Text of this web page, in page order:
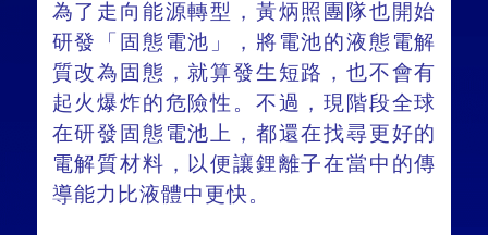
為了走向能源轉型，黃炳照團隊也開始
研發「固態電池」，將電池的液態電解
質改為固態，就算發生短路，也不會有
起火爆炸的危險性。不過，現階段全球
在研發固態電池上，都還在找尋更好的
電解質材料，以便讓鋰離子在當中的傳
導能力比液體中更快。